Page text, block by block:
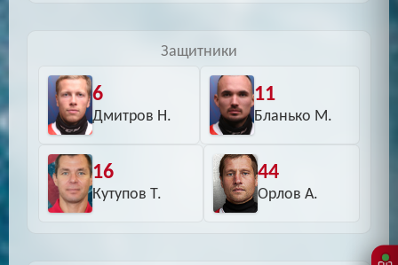
Защитники
6
Дмитров Н.
11
Бланько М.
16
Кутупов Т.
44
Орлов А.